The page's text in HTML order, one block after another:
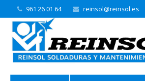
961 26 01 64 reinsol@reinsol.es